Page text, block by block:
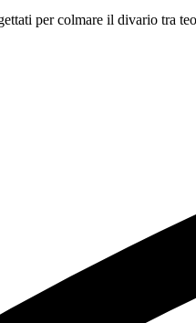
per colmare il divario tra